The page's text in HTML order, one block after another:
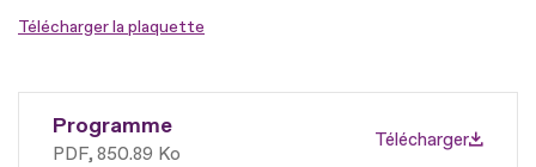
Télécharger la plaquette
Programme
PDF 850.89 Ko
Télécharger